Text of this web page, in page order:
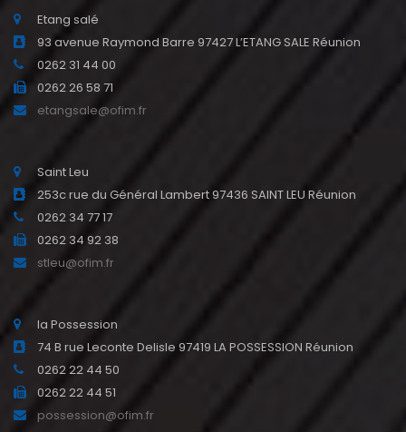
Etang salé
93 avenue Raymond Barre 97427 L’ETANG SALE Réunion
0262 31 44 00
0262 26 58 71
etangsale@ofim.fr
Saint Leu
253c rue du Général Lambert 97436 SAINT LEU Réunion
0262 34 77 17
0262 34 92 38
stleu@ofim.fr
la Possession
74 B rue Leconte Delisle 97419 LA POSSESSION Réunion
0262 22 44 50
0262 22 44 51
possession@ofim.fr